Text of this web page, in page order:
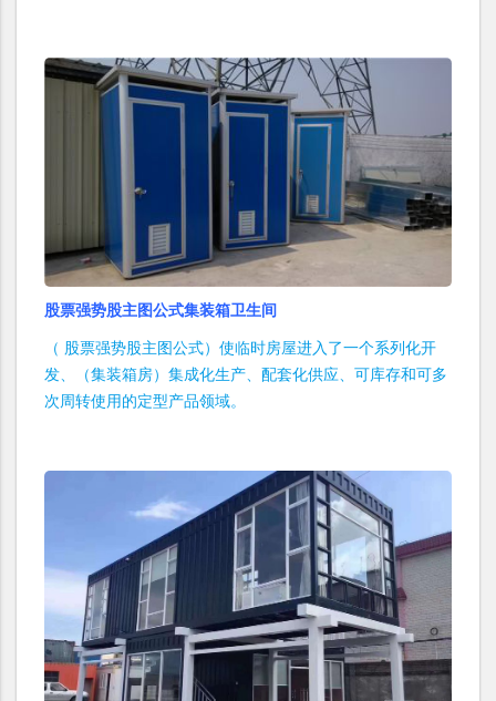
股票强势股主图公式集装箱卫生间
（ 股票强势股主图公式）使临时房屋进入了一个系列化开
发、（集装箱房）集成化生产、配套化供应、可库存和可多
次周转使用的定型产品领域。